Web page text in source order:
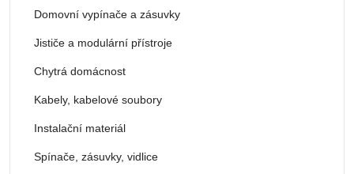
Domovní vypínače a zásuvky
Jističe a modulární přístroje
Chytrá domácnost
Kabely, kabelové soubory
Instalační materiál
Spínače, zásuvky, vidlice